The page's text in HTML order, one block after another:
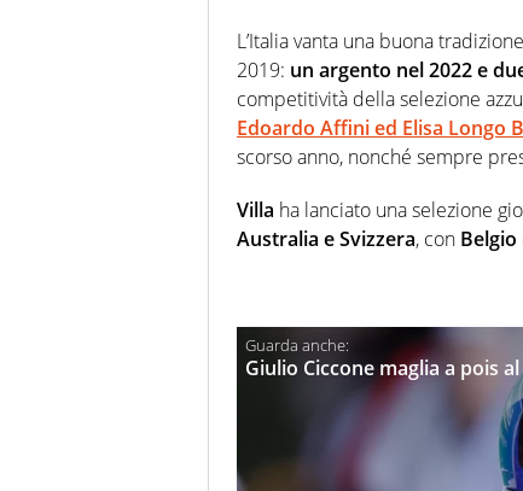
L’Italia vanta una buona
2019: un argento nel 2022 e
competitività della selezione
Edoardo Affini ed Elisa Longo
scorso anno, nonché sempre
Villa ha lanciato una selezione
Australia e Svizzera, con Belgio
Giulio Ciccone maglia a pois